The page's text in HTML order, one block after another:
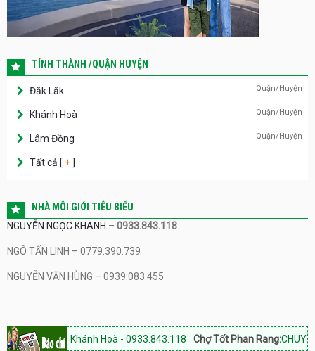
TỈNH THÀNH /QUẬN HUYỆN
Đăk Lăk Quận/Huyện
Khánh Hoà Quận/Huyện
Lâm Đồng Quận/Huyện
Tất cả [ + ]
NHÀ MÔI GIỚI TIÊU BIỂU
NGUYỄN NGỌC KHANH – 0933.843.118
NGÔ TẤN LINH – 0779.390.739
NGUYỄN VĂN HÙNG – 0939.083.455
Rang Khánh Hoà - 0933.843.118 Chợ Tốt Phan Rang:CHUYÊN